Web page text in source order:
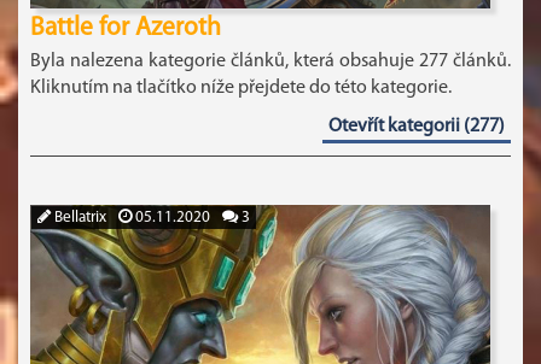
Battle for Azeroth
Byla nalezena kategorie článků, která obsahuje 277 článků.
Kliknutím na tlačítko níže přejdete do této kategorie.
Otevřít kategorii (277)
Bellatrix 05.11.2020 3